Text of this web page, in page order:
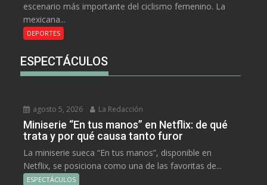
escenario más importante del ciclismo femenino. La
mexicana...
DEPORTES
ESPECTÁCULOS
agosto 5, 2026 La Redacción
Miniserie “En tus manos” en Netflix: de qué
trata y por qué causa tanto furor
La miniserie sueca “En tus manos”, disponible en
Netflix, se posiciona como una de las favoritas de...
ESPECTÁCULOS